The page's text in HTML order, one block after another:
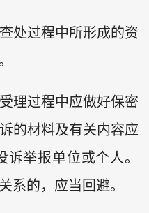
处过程中所形成的资
理过程中应做好保密
的材料及有关内容应
举报单位或个人。
系的，应当回避。